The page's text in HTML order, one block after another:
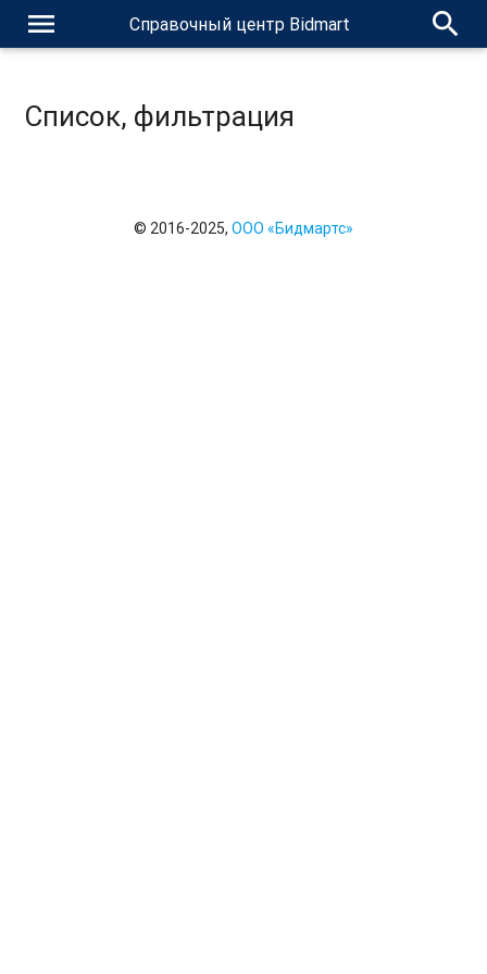
menu Справочный центр Bidmart search
Список, фильтрация
© 2016-2025, ООО «Бидмартс»